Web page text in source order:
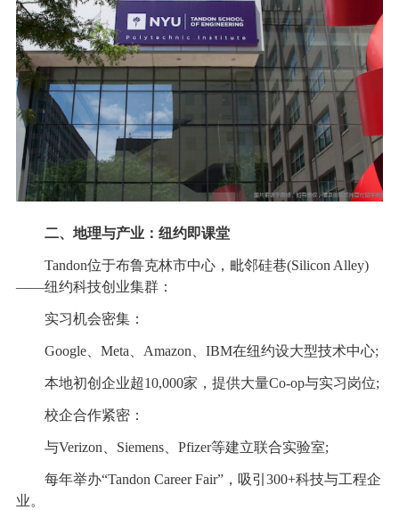
二、地理与产业：纽约即课堂
Tandon位于布鲁克林市中心，毗邻硅巷(Silicon Alley)
——纽约科技创业集群：
实习机会密集：
Google、Meta、Amazon、IBM在纽约设大型技术中心;
本地初创企业超10,000家，提供大量Co-op与实习岗位;
校企合作紧密：
与Verizon、Siemens、Pfizer等建立联合实验室;
每年举办“Tandon Career Fair”，吸引300+科技与工程企
业。